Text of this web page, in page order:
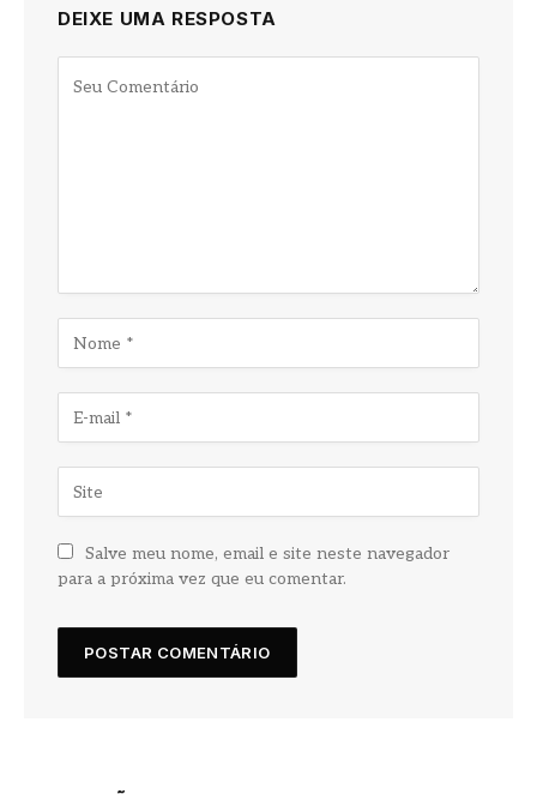
DEIXE UMA RESPOSTA
Salve meu nome, email e site neste navegador
para a próxima vez que eu comentar.